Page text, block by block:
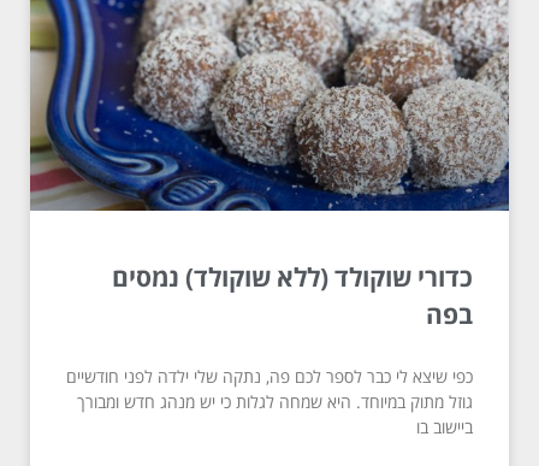
כדורי שוקולד (ללא שוקולד) נמסים
בפה
כפי שיצא לי כבר לספר לכם פה, נתקה שלי ילדה לפני חודשיים
גוזל מתוק במיוחד. היא שמחה לגלות כי יש מנהג חדש ומבורך
ביישוב בו